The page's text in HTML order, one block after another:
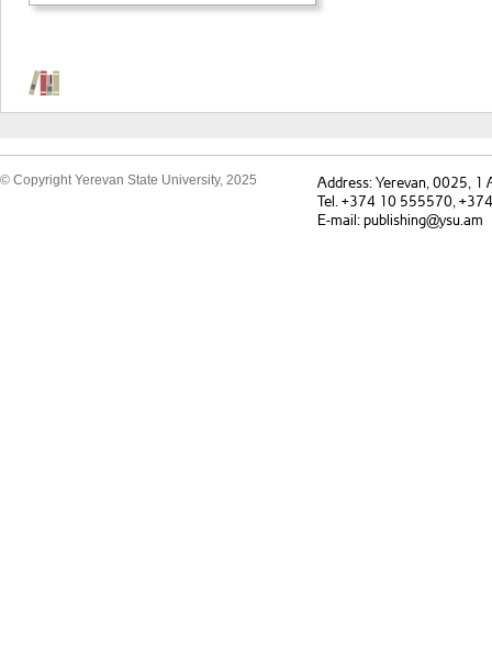
© Copyright Yerevan State University, 2025
Address: Yerevan, 0025, 1
Tel. +374 10 555570,
E-mail: publishing@ysu.am